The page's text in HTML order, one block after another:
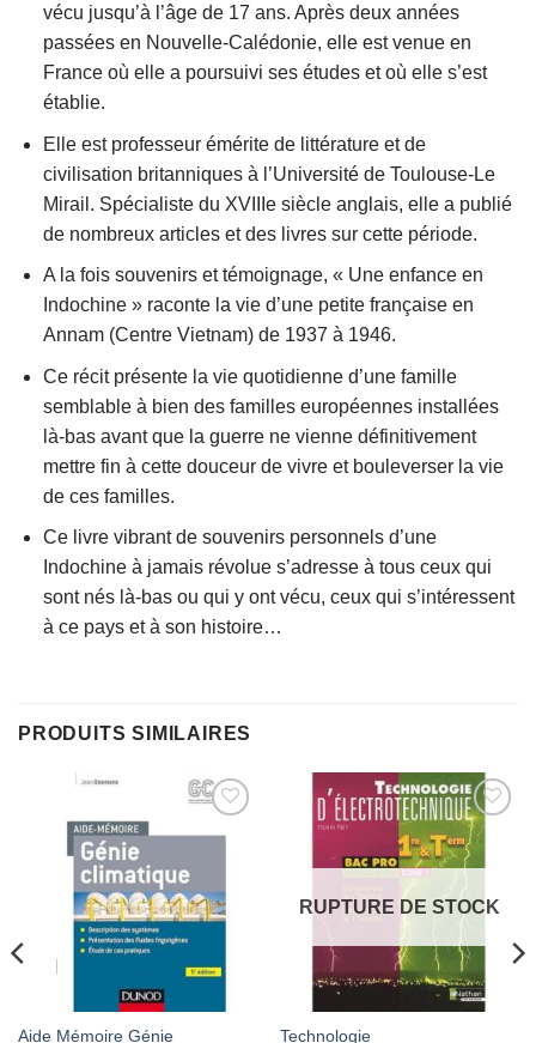
vécu jusqu’à l’âge de 17 ans. Après deux années
passées en Nouvelle-Calédonie, elle est venue en
France où elle a poursuivi ses études et où elle s’est
établie.
Elle est professeur émérite de littérature et de
civilisation britanniques à l’Université de Toulouse-Le
Mirail. Spécialiste du XVIIIe siècle anglais, elle a publié
de nombreux articles et des livres sur cette période.
A la fois souvenirs et témoignage, « Une enfance en
Indochine » raconte la vie d’une petite française en
Annam (Centre Vietnam) de 1937 à 1946.
Ce récit présente la vie quotidienne d’une famille
semblable à bien des familles européennes installées
là-bas avant que la guerre ne vienne définitivement
mettre fin à cette douceur de vivre et bouleverser la vie
de ces familles.
Ce livre vibrant de souvenirs personnels d’une
Indochine à jamais révolue s’adresse à tous ceux qui
sont nés là-bas ou qui y ont vécu, ceux qui s’intéressent
à ce pays et à son histoire…
PRODUITS SIMILAIRES
AJOUTER
FAVORIS
Aide Mémoire Génie
AJOUTER
À MES
RUPTURE DE STOCK
Technologie